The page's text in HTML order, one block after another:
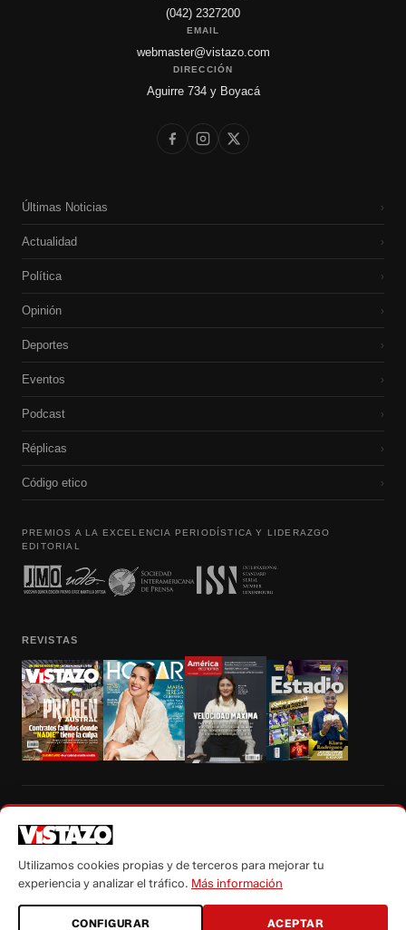
(042) 2327200
EMAIL
webmaster@vistazo.com
DIRECCIÓN
Aguirre 734 y Boyacá
Últimas Noticias ›
Actualidad ›
Política ›
Opinión ›
Deportes ›
Eventos ›
Podcast ›
Réplicas ›
Código etico ›
PREMIOS A LA EXCELENCIA PERIODÍSTICA Y LIDERAZGO
EDITORIAL
REVISTAS
autorización escrita de su titular, de todos los contenidos de Vistazo.com.
Utilizamos cookies propias y de terceros para mejorar tu
experiencia y analizar el tráfico. Más información
CONFIGURAR ACEPTAR